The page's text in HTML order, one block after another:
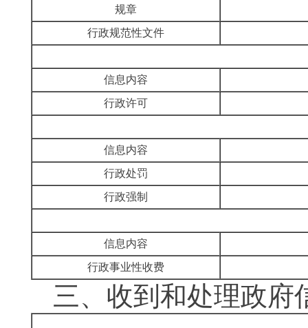
规章
行政规范性文件
信息内容
行政许可
信息内容
行政处罚
行政强制
信息内容
行政事业性收费
三、收到和处理政府